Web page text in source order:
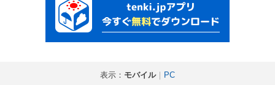
表示： モバイル｜ PC